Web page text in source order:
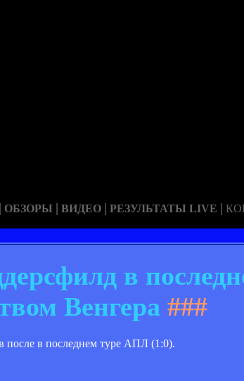
| ОБЗОРЫ | ВИДЕО | РЕЗУЛЬТАТЫ LIVE |
в
Венгера###
в последнем туре АПЛ (1:0).